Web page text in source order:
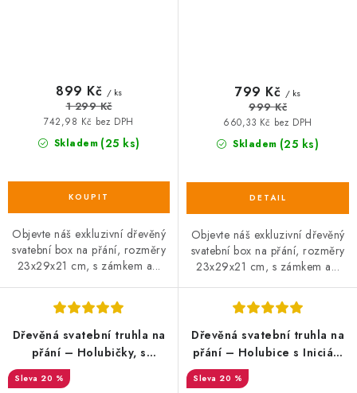
Skladem (25 ks)
742,98 Kč bez DPH
899 Kč / ks
1 299 Kč
Objevte náš exkluzivní dřevěný
svatební box na přání, rozměry
23x29x21 cm, s zámkem a...
Skladem (25 ks)
660,33 Kč bez DPH
799 Kč / ks
999 Kč
Objevte náš exkluzivní dřevěný
svatební box na přání, rozměry
23x29x21 cm, s zámkem a...
Dřevěná svatební truhla na
přání – Holubičky, s
iniciály novomanželů
20 %
Dřevěná svatební truhla na
přání – Holubice s Iniciály
novomanželů
20 %